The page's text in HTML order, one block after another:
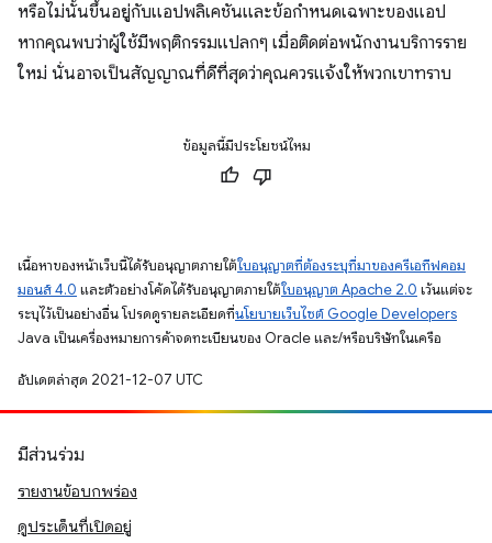
หรือไม่นั้นขึ้นอยู่กับแอปพลิเคชันและข้อกำหนดเฉพาะของแอป
หากคุณพบว่าผู้ใช้มีพฤติกรรมแปลกๆ เมื่อติดต่อพนักงานบริการราย
ใหม่ นั่นอาจเป็นสัญญาณที่ดีที่สุดว่าคุณควรแจ้งให้พวกเขาทราบ
ข้อมูลนี้มีประโยชน์ไหม
เนื้อหาของหน้าเว็บนี้ได้รับอนุญาตภายใต้ใบอนุญาตที่ต้องระบุที่มาของครีเอทีฟคอม
มอนส์ 4.0 และตัวอย่างโค้ดได้รับอนุญาตภายใต้ใบอนุญาต Apache 2.0 เว้นแต่จะ
ระบุไว้เป็นอย่างอื่น โปรดดูรายละเอียดที่นโยบายเว็บไซต์ Google Developers
Java เป็นเครื่องหมายการค้าจดทะเบียนของ Oracle และ/หรือบริษัทในเครือ
อัปเดตล่าสุด 2021-12-07 UTC
มีส่วนร่วม
รายงานข้อบกพร่อง
ดูประเด็นที่เปิดอยู่